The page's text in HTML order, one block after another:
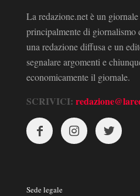
La redazione.net è un
principalmente di giornalismo
una redazione diffusa e un
segnalare argomenti e
economicamente il giornale.
SCRIVICI:
Sede legale